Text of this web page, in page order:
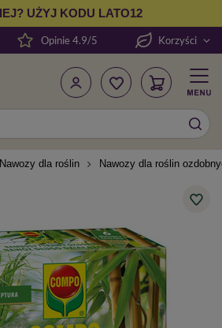
UŻYJ KODU LATO12
Opinie 4.9/5 Korzyści
Nawozy dla roślin Nawozy dla roślin